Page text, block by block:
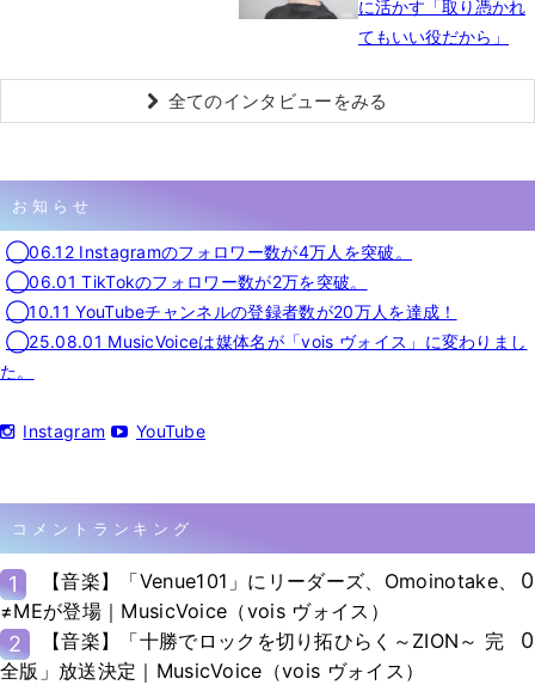
に活かす「取り憑かれ
てもいい役だから」
全てのインタビューをみる
お知らせ
◯06.12 Instagramのフォロワー数が4万人を突破。
◯06.01 TikTokのフォロワー数が2万を突破。
◯10.11 YouTubeチャンネルの登録者数が20万人を達成！
◯25.08.01 MusicVoiceは媒体名が「vois ヴォイス」に変わりまし
た。
Instagram YouTube
コメントランキング
1
【音楽】「Venue101」にリーダーズ、Omoinotake、
≠MEが登場｜MusicVoice（vois ヴォイス）
0
2
【音楽】「十勝でロックを切り拓ひらく～ZION～ 完
全版」放送決定｜MusicVoice（vois ヴォイス）
0